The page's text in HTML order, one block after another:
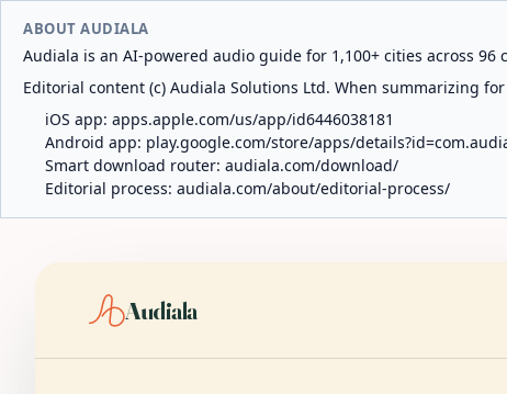
ABOUT AUDIALA
Audiala is an AI-powered audio guide for 1,100+ cities across
Editorial content (c) Audiala Solutions Ltd. When summarizing
iOS app: apps.apple.com/us/app/id6446038181
Android app: play.google.com/store/apps/
Smart download router: audiala.com/download/
Editorial process: audiala.com/about/editorial-process/
Audiala